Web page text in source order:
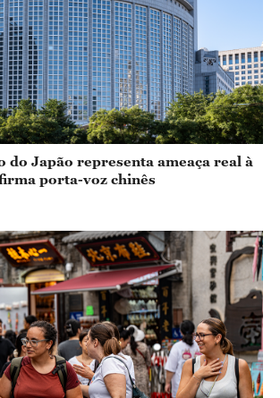
do Japão representa ameaça real à
porta-voz chinês